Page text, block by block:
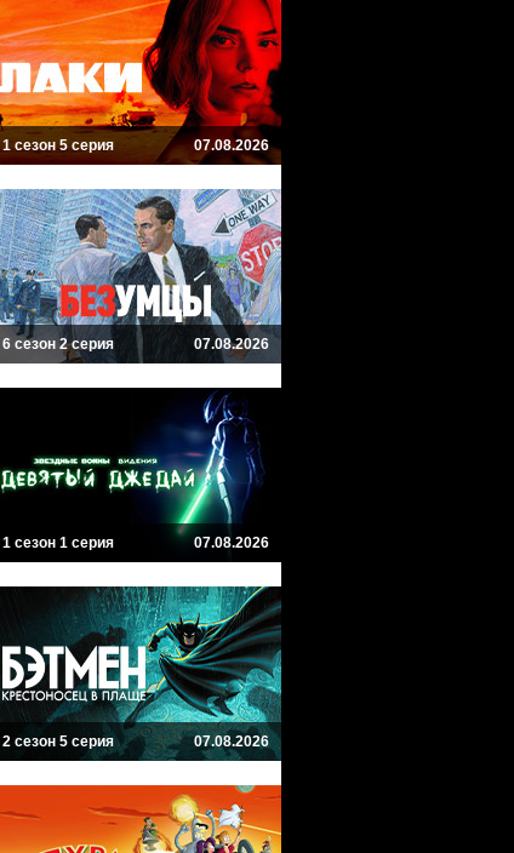
1 сезон 5 серия 07.08.2026
6 сезон 2 серия 07.08.2026
1 сезон 1 серия 07.08.2026
2 сезон 5 серия 07.08.2026